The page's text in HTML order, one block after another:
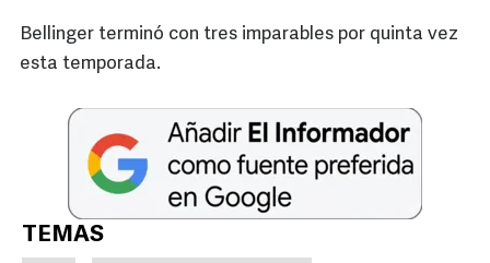
Bellinger terminó con tres imparables por quinta vez
esta temporada.
TEMAS